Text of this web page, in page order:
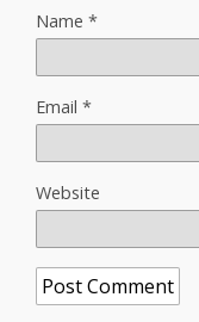
Name *
Email *
Website